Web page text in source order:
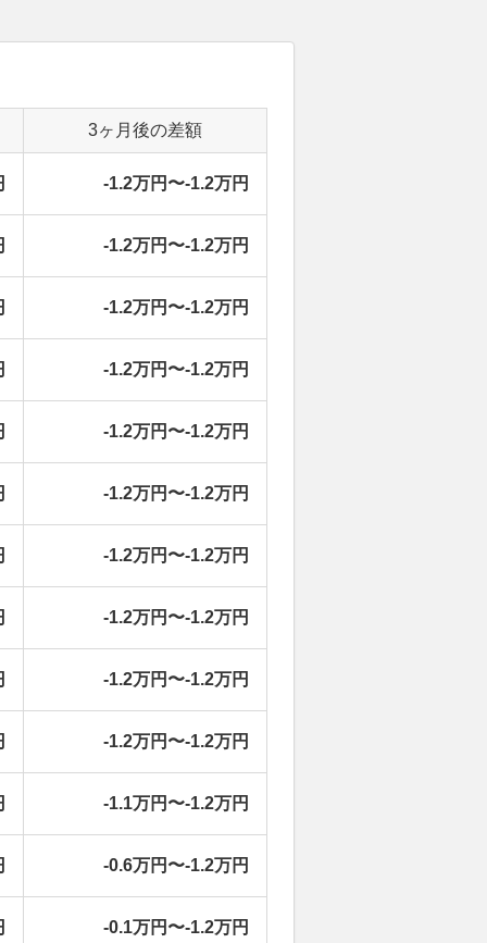
3ヶ月後の差額
-1.2万円〜-1.2万円
-1.2万円〜-1.2万円
-1.2万円〜-1.2万円
-1.2万円〜-1.2万円
-1.2万円〜-1.2万円
-1.2万円〜-1.2万円
-1.2万円〜-1.2万円
-1.2万円〜-1.2万円
-1.2万円〜-1.2万円
-1.2万円〜-1.2万円
-1.1万円〜-1.2万円
-0.6万円〜-1.2万円
-0.1万円〜-1.2万円